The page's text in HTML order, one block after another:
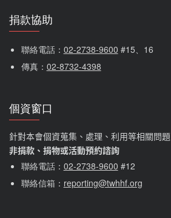
捐款協助
聯絡電話： 02-2738-9600 #15、16
傳真： 02-8732-4398
個資窗口
針對本會個資蒐集、處理、利用等相關問題
非捐款、捐物或活動預約諮詢
聯絡電話： 02-2738-9600 #12
聯絡信箱： reporting@twhhf.org